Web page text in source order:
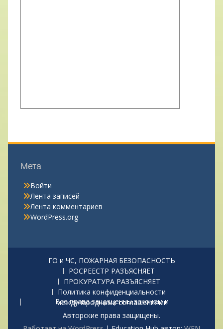
Мета
Войти
Лента записей
Лента комментариев
WordPress.org
ГО и ЧС, ПОЖАРНАЯ БЕЗОПАСНОСТЬ
РОСРЕЕСТР РАЗЪЯСНЯЕТ
ПРОКУРАТУРА РАЗЪЯСНЯЕТ
Политика конфиденциальности
Все права защищенны законом и международными соглашениями
Авторские права защищены.